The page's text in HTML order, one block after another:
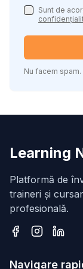
Sunt de
Nu facem
Learning
Platformă de
traineri și
profesională.
Navigare